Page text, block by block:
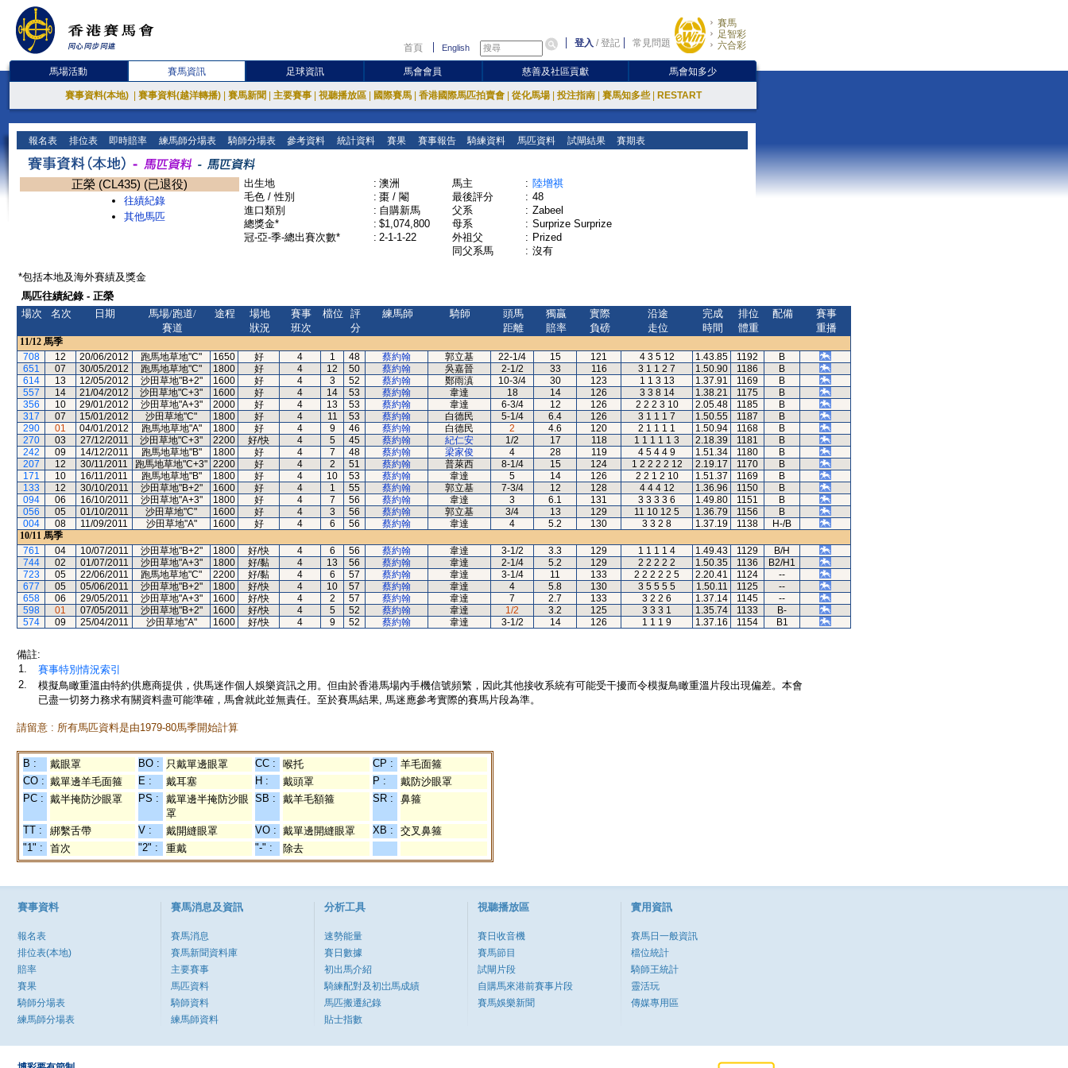
首頁 English 登入 /登記 常見問題
賽馬
足智彩
六合彩
馬場活動 賽馬資訊 足球資訊 馬會會員 慈善及社區貢獻 馬會知多少
賽事資料(本地) 賽事資料(越洋轉播) 賽馬新聞 主要賽事 視聽播放區 國際賽馬 香港國際馬匹拍賣會 從化馬場 投注指南 賽馬知多些 RESTART
報名表 排位表 即時賠率 練馬師分場表 騎師分場表 參考資料 統計資料 賽果 賽事報告 騎練資料 馬匹資料 試閘結果 賽期表
正榮 (CL435) (已退役)
往績紀錄
其他馬匹
出生地 : 澳洲
毛色 / 性別
: 棗 / 閹
進口類別
: 自購新馬
總獎金*
: $1,074,800
冠-亞-季-總出賽次數*
: 2-1-1-22
馬主 : 陸增祺
最後評分
: 48
父系
: Zabeel
母系
: Surprize Surprize
外祖父
: Prized
同父系馬
: 沒有
*包括本地及海外賽績及獎金
馬匹往績紀錄 - 正榮
場次
名次 日期
馬場/跑道/
賽道
途程
場地
狀況
賽事
班次
檔位
評
分
練馬師 騎師
頭馬
距離
獨贏
賠率
實際
負磅
沿途
走位
完成
時間
排位
體重
配備
賽事
重播
11/12 馬季
708
12 20/06/2012 跑馬地草地"C" 1650 好 4 1 48 蔡約翰 郭立基 22-1/4 15 121 4 3 5 12 1.43.85 1192
B
651
07 30/05/2012 跑馬地草地"C" 1800 好 4 12 50 蔡約翰 吳嘉晉 2-1/2 33 116 3 1 1 2 7 1.50.90 1186
B
614
13 12/05/2012 沙田草地"B+2" 1600 好 4 3 52 蔡約翰 鄭雨滇 10-3/4 30 123 1 1 3 13 1.37.91 1169
B
557
14 21/04/2012 沙田草地"C+3" 1600 好 4 14 53 蔡約翰 韋達 18 14 126 3 3 8 14 1.38.21 1175
B
356
10 29/01/2012 沙田草地"A+3" 2000 好 4 13 53 蔡約翰 韋達 6-3/4 12 126 2 2 2 3 10 2.05.48 1185
B
317
07 15/01/2012 沙田草地"C" 1800 好 4 11 53 蔡約翰 白德民 5-1/4 6.4 126 3 1 1 1 7 1.50.55 1187
B
290
01 04/01/2012 跑馬地草地"A" 1800 好 4 9 46 蔡約翰 白德民 2 4.6 120 2 1 1 1 1 1.50.94 1168
B
270
03 27/12/2011 沙田草地"C+3" 2200 好/快 4 5 45 蔡約翰 紀仁安 1/2 17 118 1 1 1 1 1 3 2.18.39 1181
B
242
09 14/12/2011 跑馬地草地"B" 1800 好 4 7 48 蔡約翰 梁家俊 4 28 119 4 5 4 4 9 1.51.34 1180
B
207
12 30/11/2011 跑馬地草地"C+3" 2200 好 4 2 51 蔡約翰 普萊西 8-1/4 15 124 1 2 2 2 2 12 2.19.17 1170
B
171
10 16/11/2011 跑馬地草地"B" 1800 好 4 10 53 蔡約翰 韋達 5 14 126 2 2 1 2 10 1.51.37 1169
B
133
12 30/10/2011 沙田草地"B+2" 1600 好 4 1 55 蔡約翰 郭立基 7-3/4 12 128 4 4 4 12 1.36.96 1150
B
094
06 16/10/2011 沙田草地"A+3" 1800 好 4 7 56 蔡約翰 韋達 3 6.1 131 3 3 3 3 6 1.49.80 1151
B
056
05 01/10/2011 沙田草地"C" 1600 好 4 3 56 蔡約翰 郭立基 3/4 13 129 11 10 12 5 1.36.79 1156
B
004
08 11/09/2011 沙田草地"A" 1600 好 4 6 56 蔡約翰 韋達 4 5.2 130 3 3 2 8 1.37.19 1138
H-/B
10/11 馬季
761
04 10/07/2011 沙田草地"B+2" 1800 好/快 4 6 56 蔡約翰 韋達 3-1/2 3.3 129 1 1 1 1 4 1.49.43 1129
B/H
744
02 01/07/2011 沙田草地"A+3" 1800 好/黏 4 13 56 蔡約翰 韋達 2-1/4 5.2 129 2 2 2 2 2 1.50.35 1136
B2/H1
723
05 22/06/2011 跑馬地草地"C" 2200 好/黏 4 6 57 蔡約翰 韋達 3-1/4 11 133 2 2 2 2 2 5 2.20.41 1124
--
677
05 05/06/2011 沙田草地"B+2" 1800 好/快 4 10 57 蔡約翰 韋達 4 5.8 130 3 5 5 5 5 1.50.11 1125
--
658
06 29/05/2011 沙田草地"A+3" 1600 好/快 4 2 57 蔡約翰 韋達 7 2.7 133 3 2 2 6 1.37.14 1145
--
598
01 07/05/2011 沙田草地"B+2" 1600 好/快 4 5 52 蔡約翰 韋達 1/2 3.2 125 3 3 3 1 1.35.74 1133
B-
574
09 25/04/2011 沙田草地"A" 1600 好/快 4 9 52 蔡約翰 韋達 3-1/2 14 126 1 1 1 9 1.37.16 1154 B1
備註:
1.
賽事特別情況索引
2.
模擬鳥瞰重溫由特約供應商提供，供馬迷作個人娛樂資訊之用。但由於香港馬場內手機信號頻繁，因此其他接收系統有可能受干擾而令模擬鳥瞰重溫片段出現偏差。本會
已盡一切努力務求有關資料盡可能準確，馬會就此並無責任。至於賽馬結果, 馬迷應參考實際的賽馬片段為準。
請留意 : 所有馬匹資料是由1979-80馬季開始計算
B : 戴眼罩 BO : 只戴單邊眼罩 CC : 喉托 CP :
羊毛面箍
CO : 戴單邊羊毛面箍 E : 戴耳塞 H : 戴頭罩 P :
戴防沙眼罩
PC : 戴半掩防沙眼罩 PS :
戴單邊半掩防沙眼
罩
SB : 戴羊毛額箍 SR : 鼻箍
TT : 綁繫舌帶 V : 戴開縫眼罩 VO : 戴單邊開縫眼罩 XB :
交叉鼻箍
"1" :
首次 "2" : 重戴 "-" : 除去
賽事資料
報名表
排位表(本地)
賠率
賽果
騎師分場表
練馬師分場表
賽馬消息及資訊
賽馬消息
賽馬新聞資料庫
主要賽事
馬匹資料
騎師資料
練馬師資料
分析工具
速勢能量
賽日數據
初出馬介紹
騎練配對及初岀馬成績
馬匹搬遷紀錄
貼士指數
視聽播放區
賽日收音機
賽馬節目
試閘片段
自購馬來港前賽事片段
賽馬娛樂新聞
實用資訊
賽馬日一般資訊
檔位統計
騎師王統計
靈活玩
傳媒專用區